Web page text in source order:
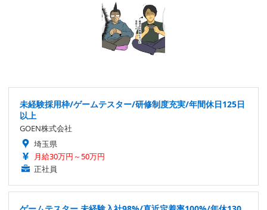
未経験採用枠/ゲームテスター/研修制度充実/年間休日125日
以上
GOEN株式会社
埼玉県
月給30万円～50万円
正社員